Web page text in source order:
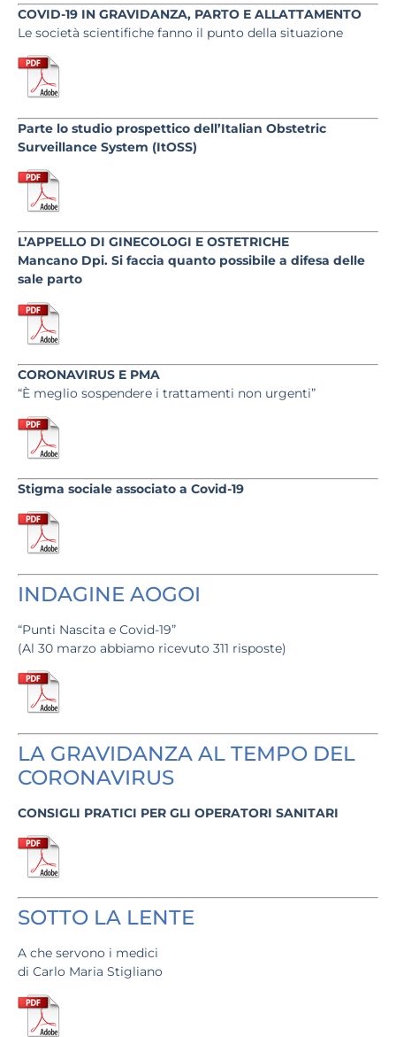
COVID-19 IN GRAVIDANZA, PARTO E ALLATTAMENTO
Le società scientifiche fanno il punto della situazione
Parte lo studio prospettico dell’Italian Obstetric
Surveillance System (ItOSS)
L’APPELLO DI GINECOLOGI E OSTETRICHE
Mancano Dpi. Si faccia quanto possibile a difesa delle
sale parto
CORONAVIRUS E PMA
“È meglio sospendere i trattamenti non urgenti”
Stigma sociale associato a Covid-19​
INDAGINE AOGOI
“Punti Nascita e Covid-19”
(Al 30 marzo abbiamo ricevuto 311 risposte)
LA GRAVIDANZA AL TEMPO DEL
CORONAVIRUS
CONSIGLI PRATICI PER GLI OPERATORI SANITARI
SOTTO LA LENTE
A che servono i medici
di Carlo Maria Stigliano